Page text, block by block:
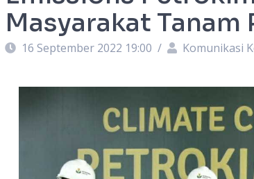
Masyarakat
16 September 2022 19:00 / Komunikasi